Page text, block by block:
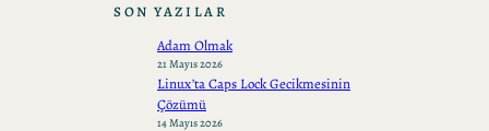
SON YAZILAR
Adam Olmak
21 Mayıs 2026
Linux’ta Caps Lock Gecikmesinin
Çözümü
14 Mayıs 2026